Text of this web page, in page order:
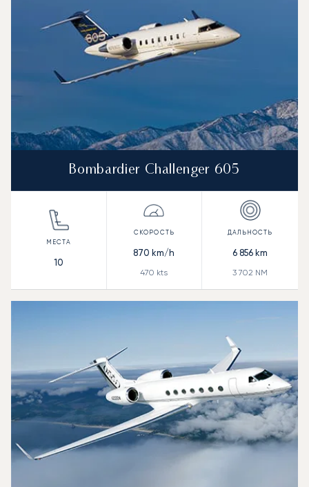
Bombardier Challenger 605
10
870 km/h
470 kts
6 856 km
3 702 NM